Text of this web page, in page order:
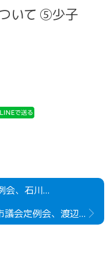
いて ⑤少子
2021年第四回、川崎市議会定例会、石川建二議員の一般質問
2021年第四回、川崎市議会定例会、渡辺学議員の一般質問